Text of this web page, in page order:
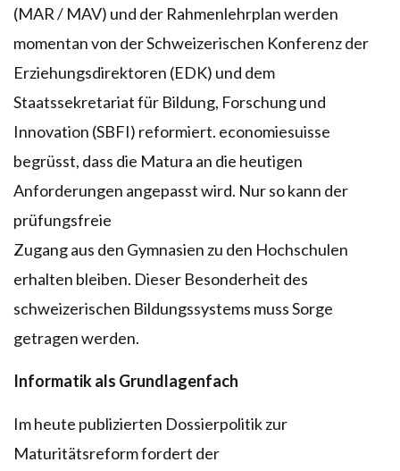
(MAR / MAV) und der Rahmenlehrplan werden
momentan von der Schweizerischen Konferenz der
Erziehungsdirektoren (EDK) und dem
Staatssekretariat für Bildung, Forschung und
Innovation (SBFI) reformiert. economiesuisse
begrüsst, dass die Matura an die heutigen
Anforderungen angepasst wird. Nur so kann der
prüfungsfreie
Zugang aus den Gymnasien zu den Hochschulen
erhalten bleiben. Dieser Besonderheit des
schweizerischen Bildungssystems muss Sorge
getragen werden.
Informatik als Grundlagenfach
Im heute publizierten Dossierpolitik zur
Maturitätsreform fordert der